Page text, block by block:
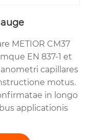
METIOR CM37
EN 837-1 et
capillares
motus.
in longo
applicationis